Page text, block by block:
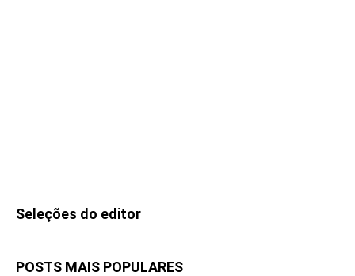
Seleções do editor
POSTS MAIS POPULARES